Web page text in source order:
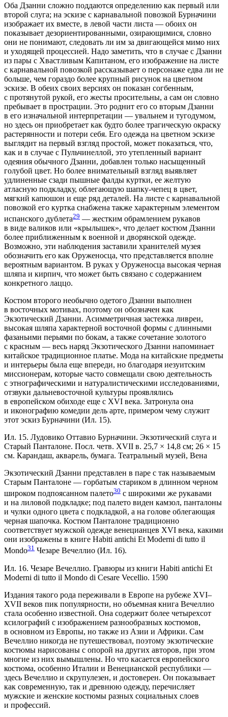
Оба Дзанни сложно поддаются определению как первый или
второй слуга; на эскизе с карнавальной повозкой Бурначини
изображает их вместе, в левой части листа — обоих он
показывает дезориентированными, озирающимися, словно
они не понимают, следовать ли им за двигающейся мимо них
и уходящей процессией. Надо заметить, что в случае с Дзанни
из пары с Хвастливым Капитаном, его изображение на листе
с карнавальной повозкой рассказывает о персонаже едва ли не
больше, чем гораздо более крупный рисунок на цветном
эскизе. В обеих своих версиях он показан согбенным,
с протянутой рукой, его жесты просительны, а сам он словно
пребывает в прострации. Это роднит его со вторым Дзанни
в его изначальной интерпретации — увальнем и тугодумом,
но здесь он приобретает как будто более трагическую окраску
растерянности и потери себя. Его одежда на цветном эскизе
выглядит на первый взгляд простой, может показаться, что,
как и в случае с Пульчинеллой, это утепленный вариант
одеяния обычного Дзанни, добавлен только насыщенный
голубой цвет. Но более внимательный взгляд выявляет
удлиненные сзади пышные фалды куртки, ее желтую
атласную подкладку, облегающую шапку-чепец в цвет,
мягкий капюшон и еще ряд деталей. На листе с карнавальной
повозкой его куртка снабжена также характерным элементом
испанского дублета29 — жестким обрамлением рукавов
в виде валиков или «крылышек», что делает костюм Дзанни
более приближенным к военной и дворянской одежде.
Возможно, эти наблюдения заставили хранителей музея
обозначить его как Оруженосца, что представляется вполне
вероятным вариантом. В руках у Оруженосца высокая черная
шляпа и кирпич, что может быть связано с содержанием
конкретного лаццо.
Костюм второго необычно одетого Дзанни выполнен
в восточных мотивах, поэтому он обозначен как
Экзотический Дзанни. Асимметричная застежка ливреи,
высокая шляпа характерной восточной формы с длинными
фазаньими перьями по бокам, а также сочетание золотого
с красным — весь наряд Экзотического Дзанни напоминает
китайское традиционное платье. Мода на китайские предметы
и интерьеры была еще впереди, но благодаря иезуитским
миссионерам, которые часто совмещали свою деятельность
с этнографическими и натуралистическими исследованиями,
отзвуки дальневосточной культуры проявлялись
в европейском обиходе еще с XVI века. Затронула она
и иконографию комедии дель арте, примером чему служит
этот эскиз Бурначини (Ил. 15).
Ил. 15. Лудовико Оттавио Бурначини. Экзотический слуга и
Старый Панталоне. Посл. четв. XVII в. 25,7 × 14,8 см; 26 × 15
см. Карандаш, акварель, бумага. Театральный музей, Вена
Экзотический Дзанни представлен в паре с так называемым
Старым Панталоне — горбатым стариком в длинном черном
широком подпоясанном палето30 с широкими же рукавами
и на лиловой подкладке; под палето виден камзол, панталоны
и чулки одного цвета с подкладкой, а на голове облегающая
черная шапочка. Костюм Панталоне традиционно
соответствует мужской одежде венецианцев XVI века, какими
они изображены в книге Habiti antichi Et Moderni di tutto il
Mondo31 Чезаре Вечеллио (Ил. 16).
Ил. 16. Чезаре Вечеллио. Гравюры из книги Habiti antichi Et
Moderni di tutto il Mondo di Cesare Vecellio. 1590
Издания такого рода переживали в Европе на рубеже XVI–
XVII веков пик популярности, но объемная книга Вечеллио
стала особенно известной. Она содержит более четырехсот
ксилографий с изображением разно­образных костюмов,
в основном из Европы, но также из Азии и Африки. Сам
Вечеллио никогда не путешествовал, поэтому экзотические
костюмы нарисованы с опорой на других авторов, при этом
многие из них вымышлены. Но что касается европейского
костюма, особенно Италии и Венецианской республики —
здесь Вечеллио и скрупулезен, и достоверен. Он показывает
как современную, так и древнюю одежду, перечисляет
мужские и женские костюмы разных социальных слоев
и профессий.